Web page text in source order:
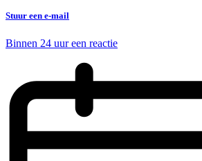
Stuur een e-mail
Binnen 24 uur een reactie